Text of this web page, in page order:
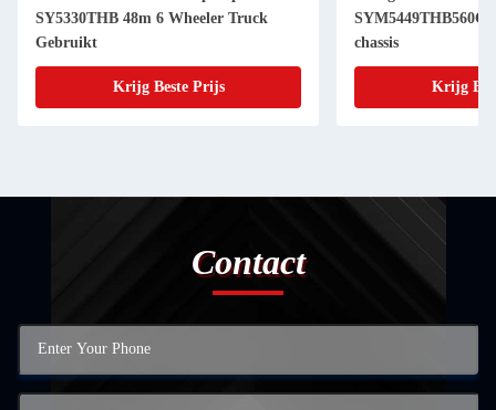
SY5330THB 48m 6 Wheeler Truck
Gebruikt
Krijg Beste Prijs
SYM5449THB560C-
chassis
Krijg
Contact